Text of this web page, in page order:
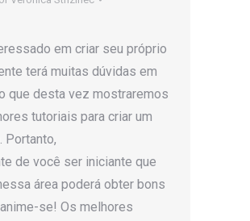
em criar seu próprio
terá muitas dúvidas em
que desta vez mostraremos
tutoriais para criar um
Portanto,
de você ser iniciante que
área poderá obter bons
se! Os melhores